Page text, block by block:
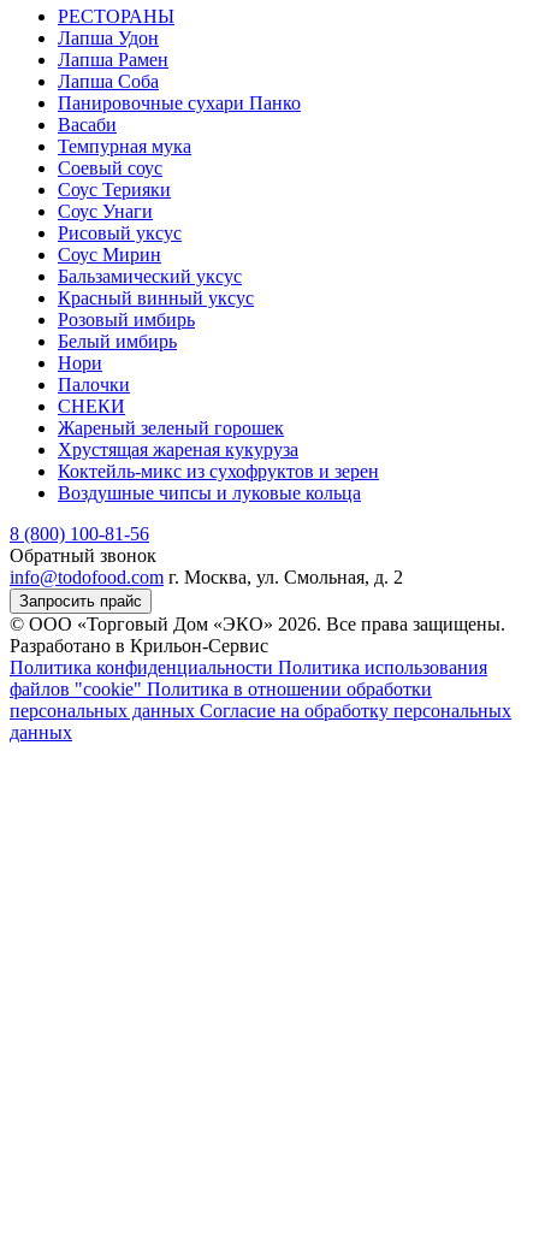
РЕСТОРАНЫ
Лапша Удон
Лапша Рамен
Лапша Соба
Панировочные сухари Панко
Васаби
Темпурная мука
Соевый соус
Соус Терияки
Соус Унаги
Рисовый уксус
Соус Мирин
Бальзамический уксус
Красный винный уксус
Розовый имбирь
Белый имбирь
Нори
Палочки
СНЕКИ
Жареный зеленый горошек
Хрустящая жареная кукуруза
Коктейль-микс из сухофруктов и зерен
Воздушные чипсы и луковые кольца
8 (800) 100-81-56
Обратный звонок
info@todofood.com г. Москва, ул. Смольная, д. 2
Запросить прайс
© ООО «Торговый Дом «ЭКО» 2026. Все права защищены.
Разработано в Крильон-Сервис
Политика конфиденциальности Политика использования
файлов "cookie" Политика в отношении обработки
персональных данных Согласие на обработку персональных
данных